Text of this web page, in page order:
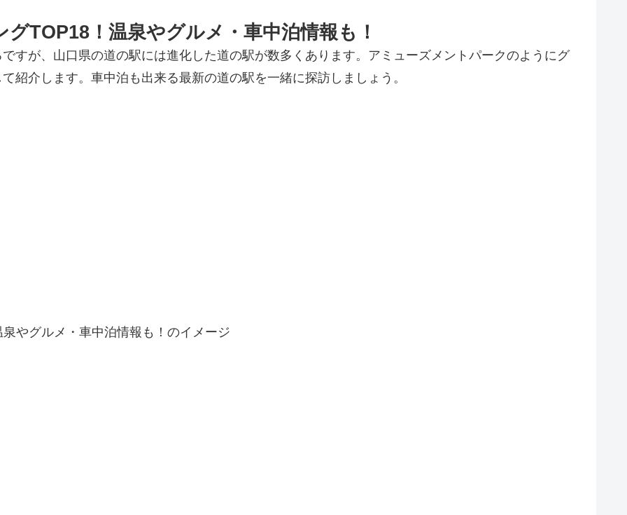
TOP18！温泉やグルメ・車中泊情報も！
すが、山口県の道の駅には進化した道の駅が数多くあります。アミューズメントパークのようにグ
紹介します。車中泊も出来る最新の道の駅を一緒に探訪しましょう。